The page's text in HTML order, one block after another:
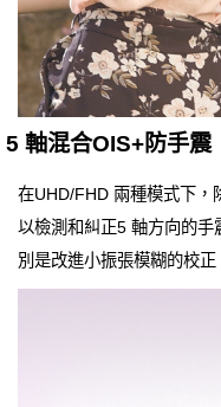
5 軸混合OIS+防手震
在UHD/FHD 兩種模式下，
以檢測和糾正5 軸方向的
別是改進小振張模糊的校正